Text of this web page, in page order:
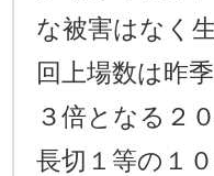
な被害はなく
回上場数は昨
３倍となる２
長切１等の１